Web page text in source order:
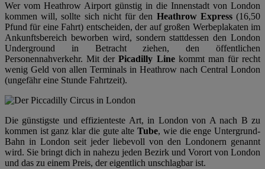
Wer vom Heathrow Airport günstig in die Innenstadt von London
kommen will, sollte sich nicht für den Heathrow Express(16,50
Pfund für eine Fahrt) entscheiden, der auf großen Werbeplakaten im
Ankunftsbereich beworben wird, sondern stattdessen den London
Underground in Betracht ziehen, den öffentlichen
Personennahverkehr. Mit derPicadilly Linekommt man für recht
wenig Geld von allen Terminals in Heathrow nach Central London
(ungefähr eine Stunde Fahrtzeit).
Die günstigste und effizienteste Art, in London von A nach B zu
kommen ist ganz klar die gute alteTube, wie die enge Untergrund-
Bahn in London seit jeder liebevoll von den Londonern genannt
wird. Sie bringt dich in nahezu jeden Bezirk und Vorort von London
und das zu einem Preis, der eigentlich unschlagbar ist.